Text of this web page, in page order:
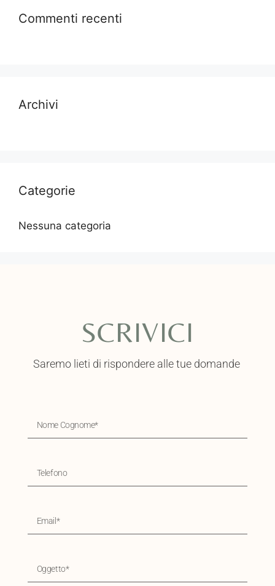
Commenti recenti
Archivi
Categorie
Nessuna categoria
SCRIVICI
Saremo lieti di rispondere alle tue domande